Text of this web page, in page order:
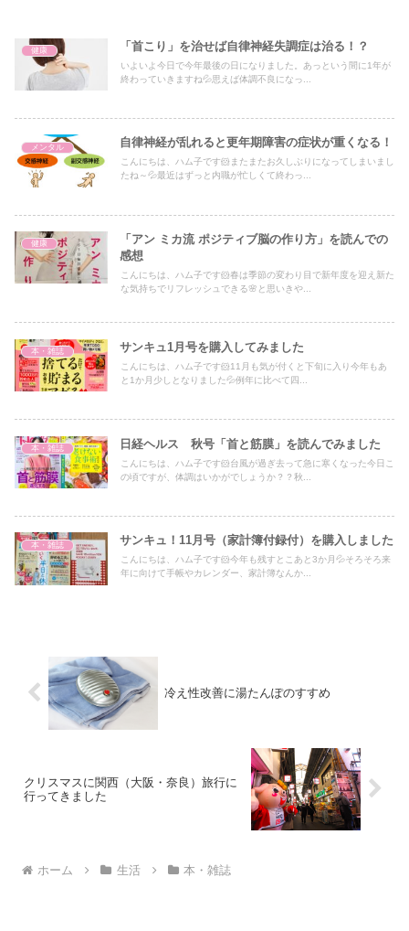
健康 「首こり」を治せば自律神経失調症は治る！？
いよいよ今日で今年最後の日になりました。あっという間に1年が
終わっていきますね💦思えば体調不良になっ...
メンタル 自律神経が乱れると更年期障害の症状が重くなる！
こんにちは、ハム子です🐹またまたお久しぶりになってしまいまし
たね～💦最近はずっと内職が忙しくて終わっ...
健康
「アン ミカ流 ポジティブ脳の作り方」を読んでの
感想
こんにちは、ハム子です🐹春は季節の変わり目で新年度を迎え新た
な気持ちでリフレッシュできる🌸と思いきや...
本・雑誌 サンキュ1月号を購入してみました
こんにちは、ハム子です🐹11月も気が付くと下旬に入り今年もあ
と1か月少しとなりました💦例年に比べて四...
本・雑誌 日経ヘルス 秋号「首と筋膜」を読んでみました
こんにちは、ハム子です🐹台風が過ぎ去って急に寒くなった今日こ
の頃ですが、体調はいかがでしょうか？？秋...
本・雑誌 サンキュ！11月号（家計簿付録付）を購入しました
こんにちは、ハム子です🐹今年も残すとこあと3か月💦そろそろ来
年に向けて手帳やカレンダー、家計簿なんか...
冷え性改善に湯たんぽのすすめ
クリスマスに関西（大阪・奈良）旅行に
行ってきました
ホーム 生活 本・雑誌